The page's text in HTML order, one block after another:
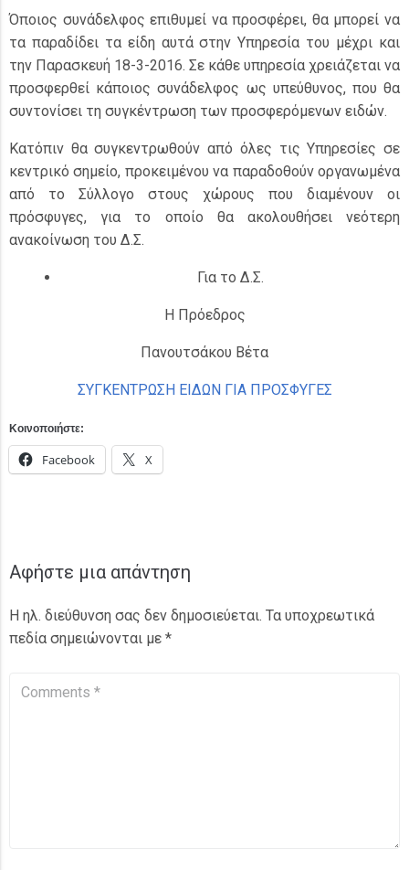
Όποιος συνάδελφος επιθυμεί να προσφέρει, θα μπορεί να
τα παραδίδει τα είδη αυτά στην Υπηρεσία του μέχρι και
την Παρασκευή 18-3-2016. Σε κάθε υπηρεσία χρειάζεται να
προσφερθεί κάποιος συνάδελφος ως υπεύθυνος, που θα
συντονίσει τη συγκέντρωση των προσφερόμενων ειδών.
Κατόπιν θα συγκεντρωθούν από όλες τις Υπηρεσίες σε
κεντρικό σημείο, προκειμένου να παραδοθούν οργανωμένα
από το Σύλλογο στους χώρους που διαμένουν οι
πρόσφυγες, για το οποίο θα ακολουθήσει νεότερη
ανακοίνωση του Δ.Σ.
Για το Δ.Σ.
Η Πρόεδρος
Πανουτσάκου Βέτα
ΣΥΓΚΕΝΤΡΩΣΗ ΕΙΔΩΝ ΓΙΑ ΠΡΟΣΦΥΓΕΣ
Κοινοποιήστε:
Facebook X
Αφήστε μια απάντηση
Η ηλ. διεύθυνση σας δεν δημοσιεύεται. Τα υποχρεωτικά
πεδία σημειώνονται με *